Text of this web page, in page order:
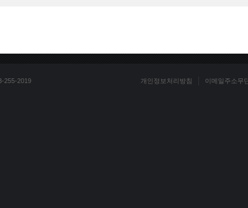
255-2019
개인정보처리방침 이메일주소무